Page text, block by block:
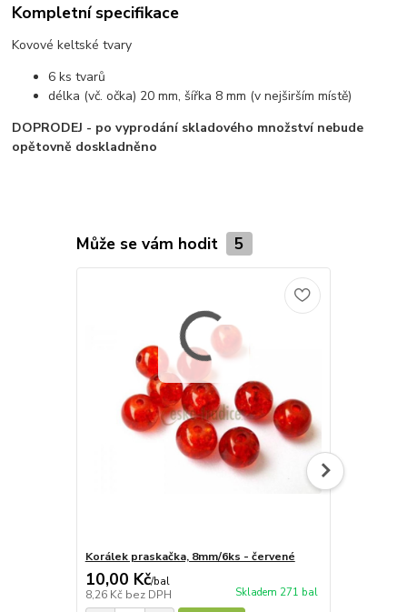
Kompletní specifikace
Kovové keltské tvary
6 ks tvarů
délka (vč. očka) 20 mm, šířka 8 mm (v nejširším místě)
DOPRODEJ - po vyprodání skladového množství nebude
opětovně doskladněno
Může se vám hodit 5
Korálek praskačka, 8mm/6ks - červené
10,00 Kč/bal
8,26 Kč bez DPH Skladem 271 bal